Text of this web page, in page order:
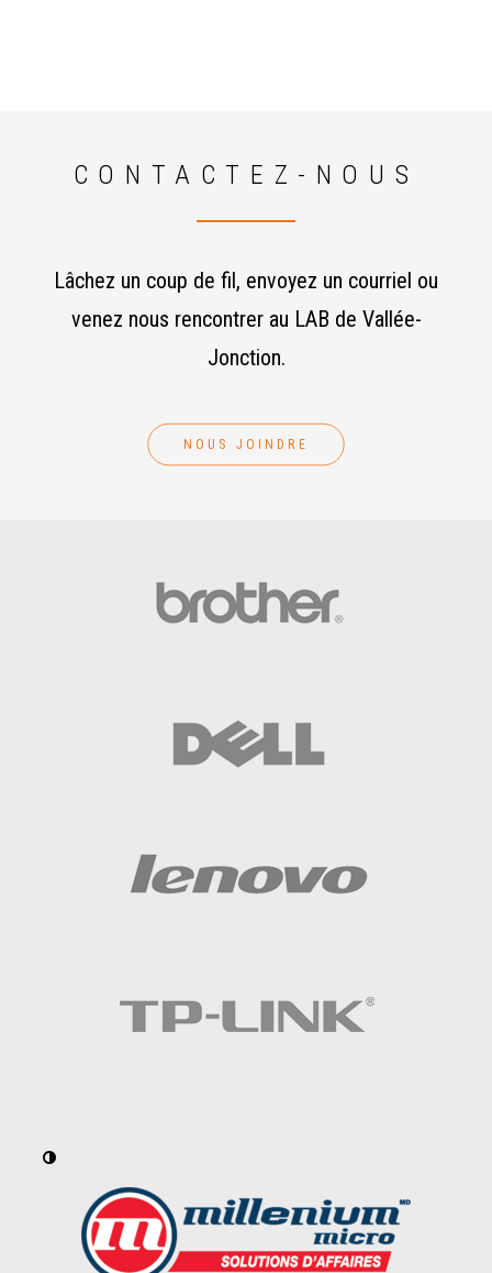
CONTACTEZ-NOUS
Lâchez un coup de fil, envoyez un courriel ou
venez nous rencontrer au LAB de Vallée-
Jonction.
NOUS JOINDRE